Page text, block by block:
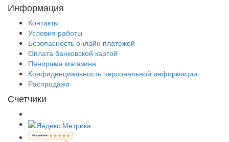
Информация
Контакты
Условия работы
Безопасность онлайн платежей
Оплата банковской картой
Панорама магазина
Конфиденциальность персональной информации
Распродажа
Счетчики